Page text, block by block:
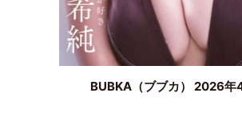
BUBKA（ブブカ） 2026年